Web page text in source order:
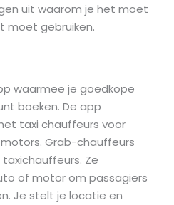
uit waarom je het moet
moet gebruiken.
waarmee je goedkope
boeken. De app
taxi chauffeurs voor
Grab-chauffeurs
Ze
of motor om passagiers
Je stelt je locatie en